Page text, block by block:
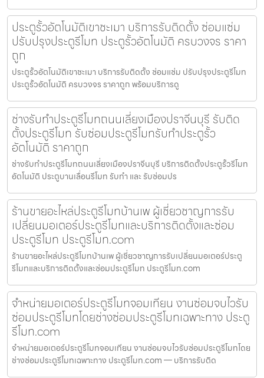
ประตูรั้วอัตโนมัติเขาชะเมา บริการรับติดตั้ง ซ่อมแซ่ม
ปรับปรุงประตูรีโมท ประตูรั้วอัตโนมัติ ครบวงจร ราคา
ถูก
ประตูรั้วอัตโนมัติเขาชะเมา บริการรับติดตั้ง ซ่อมแซ่ม ปรับปรุงประตูรีโมท
ประตูรั้วอัตโนมัติ ครบวงจร ราคาถูก พร้อมบริการดู
ช่างรับทำประตูรีโมทถนนเลี่ยงเมืองปราจีนบุรี รับติด
ตั้งประตูรีโมท รับซ่อมประตูรีโมทรับทำประตูรั้ว
อัตโนมัติ ราคาถูก
ช่างรับทำประตูรีโมทถนนเลี่ยงเมืองปราจีนบุรี บริการติดตั้งประตูรั้วรีโมท
อัตโนมัติ ประตูบานเลื่อนรีโมท รับทำ และ รับซ่อมปร
ร้านขายอะไหล่ประตูรีโมทบ้านเพ ผู้เชี่ยวชาญการรับ
เปลี่ยนมอเตอร์ประตูรีโมทและบริการติดตั้งและซ่อม
ประตูรีโมท ประตูรีโมท.com
ร้านขายอะไหล่ประตูรีโมทบ้านเพ ผู้เชี่ยวชาญการรับเปลี่ยนมอเตอร์ประตู
รีโมทและบริการติดตั้งและซ่อมประตูรีโมท ประตูรีโมท.com
จำหน่ายมอเตอร์ประตูรีโมทจอมเทียน งานซ่อมจบไวรับ
ซ่อมประตูรีโมทโดยช่างซ่อมประตูรีโมทเฉพาะทาง ประตู
รีโมท.com
จำหน่ายมอเตอร์ประตูรีโมทจอมเทียน งานซ่อมจบไวรับซ่อมประตูรีโมทโดย
ช่างซ่อมประตูรีโมทเฉพาะทาง ประตูรีโมท.com — บริการรับติด